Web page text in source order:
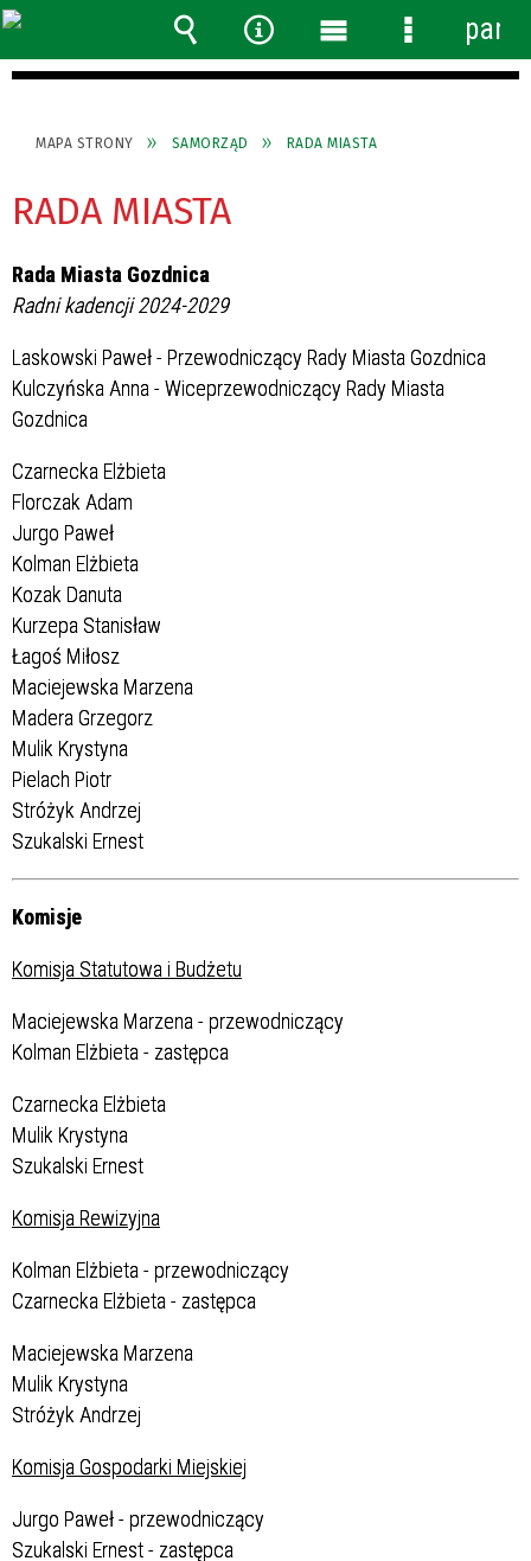
MAPA STRONY SAMORZĄD RADA MIASTA
RADA MIASTA
Rada Miasta Gozdnica
Radni kadencji 2024-2029
Laskowski Paweł - Przewodniczący Rady Miasta Gozdnica
Kulczyńska Anna - Wiceprzewodniczący Rady Miasta
Gozdnica
Czarnecka Elżbieta
Florczak Adam
Jurgo Paweł
Kolman Elżbieta
Kozak Danuta
Kurzepa Stanisław
Łagoś Miłosz
Maciejewska Marzena
Madera Grzegorz
Mulik Krystyna
Pielach Piotr
Stróżyk Andrzej
Szukalski Ernest
Komisje
Komisja Statutowa i Budżetu
Maciejewska Marzena - przewodniczący
Kolman Elżbieta - zastępca
Czarnecka Elżbieta
Mulik Krystyna
Szukalski Ernest
Komisja Rewizyjna
Kolman Elżbieta - przewodniczący
Czarnecka Elżbieta - zastępca
Maciejewska Marzena
Mulik Krystyna
Stróżyk Andrzej
Komisja Gospodarki Miejskiej
Jurgo Paweł - przewodniczący
Szukalski Ernest - zastępca
Wyszukiwarka
Narzędzia
Menu Menu
panel